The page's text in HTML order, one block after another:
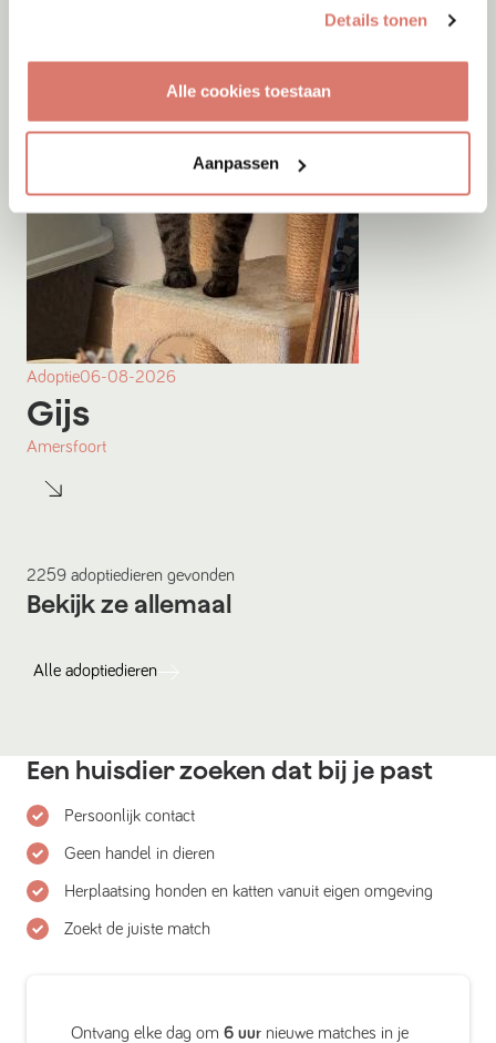
Details tonen
Alle cookies toestaan
Aanpassen
Adoptie06-08-2026
Gijs
Amersfoort
2259 adoptiedieren gevonden
Bekijk ze allemaal
Alle adoptiedieren
Een huisdier zoeken dat bij je past
Persoonlijk contact
Geen handel in dieren
Herplaatsing honden en katten vanuit eigen omgeving
Zoekt de juiste match
Ontvang elke dag om 6 uur nieuwe matches in je